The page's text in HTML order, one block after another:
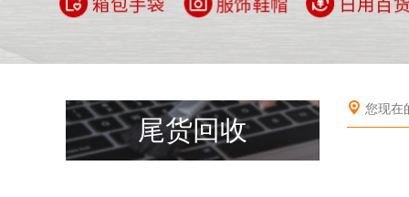
尾货回收
您现在